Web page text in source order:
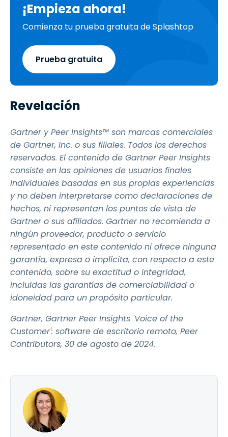
¡Empieza ahora!
Comienza tu prueba gratuita de Splashtop
Prueba gratuita
Revelación
Gartner y Peer Insights™ son marcas comerciales
de Gartner, Inc. o sus filiales. Todos los derechos
reservados. El contenido de Gartner Peer Insights
consiste en las opiniones de usuarios finales
individuales basadas en sus propias experiencias
y no deben interpretarse como declaraciones de
hechos, ni representan los puntos de vista de
Gartner o sus afiliados. Gartner no recomienda a
ningún proveedor, producto o servicio
representado en este contenido ni ofrece ninguna
garantía, expresa o implícita, con respecto a este
contenido, sobre su exactitud o integridad,
incluidas las garantías de comerciabilidad o
idoneidad para un propósito particular.
Gartner, Gartner Peer Insights 'Voice of the
Customer': software de escritorio remoto, Peer
Contributors, 30 de agosto de 2024.